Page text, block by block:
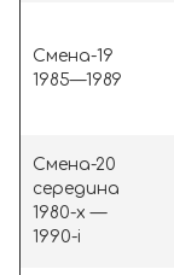
Смена-19
1985—1989
Смена-20
середина
1980-х —
1990-і